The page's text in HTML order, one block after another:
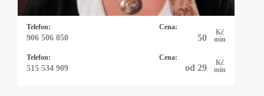
Telefon:
906 506 050
Cena:
50
Kč
min
Telefon:
515 534 909
Cena:
od 29
Kč
min
životě.